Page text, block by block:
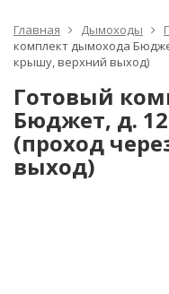
Главная Дымоходы
комплект дымохода
крышу, верхний выход)
Готовый
Бюджет, д.
(проход
выход)